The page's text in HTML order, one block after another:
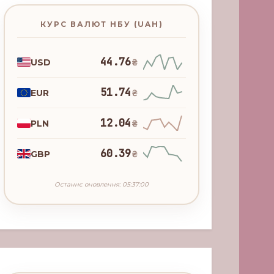
КУРС ВАЛЮТ НБУ (UAH)
USD 44.76₴
EUR 51.74₴
PLN 12.04₴
GBP 60.39₴
Останнє оновлення: 05:37:00